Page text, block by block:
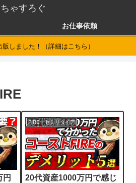
ちゃすろぐ
お仕事依頼
しました！（詳細はこちら）
円
FIRE・セミリタイア
20代資産1000万円で感じ